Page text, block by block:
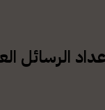
الرسائل